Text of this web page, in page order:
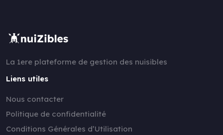
La 1ere plateforme de gestion des nuisibles
Liens utiles
Nous contacter
Politique de confidentialité
Conditions Générales d’Utilisation